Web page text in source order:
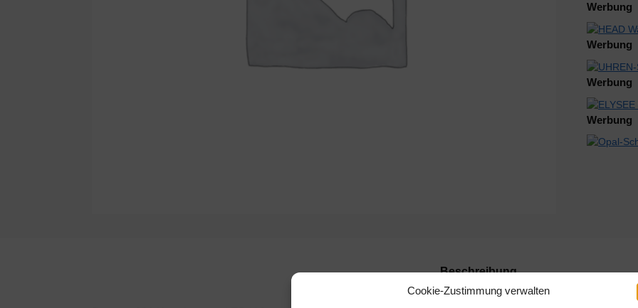
Cookie-Zustimmung verwalten
Werbung
Werbung
Werbung
Werbung
Beschreibung